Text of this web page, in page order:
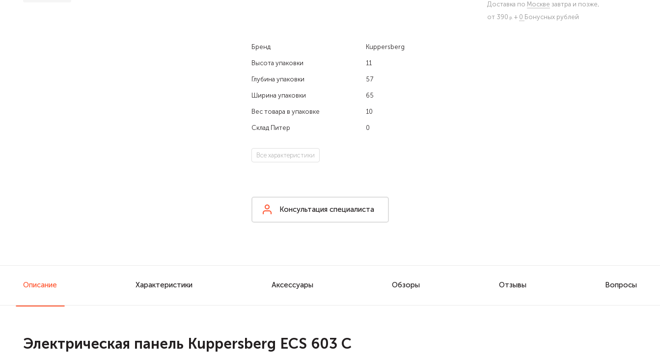
Бренд Kuppersberg
Высота упаковки 11
Глубина упаковки 57
Ширина упаковки 65
Вес товара в упаковке 10
Склад Питер 0
Все характеристики
Консультация специалиста
Доставка по Москве завтра и позже,
от 390
+ 0 Бонусных рублей
Описание Характеристики Аксессуары Обзоры Отзывы Вопросы
Электрическая панель Kuppersberg ECS 603 C